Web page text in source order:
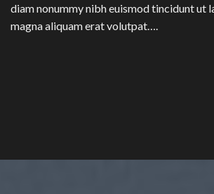
diam nonummy nibh euismod tincidunt ut
magna aliquam erat volutpat….